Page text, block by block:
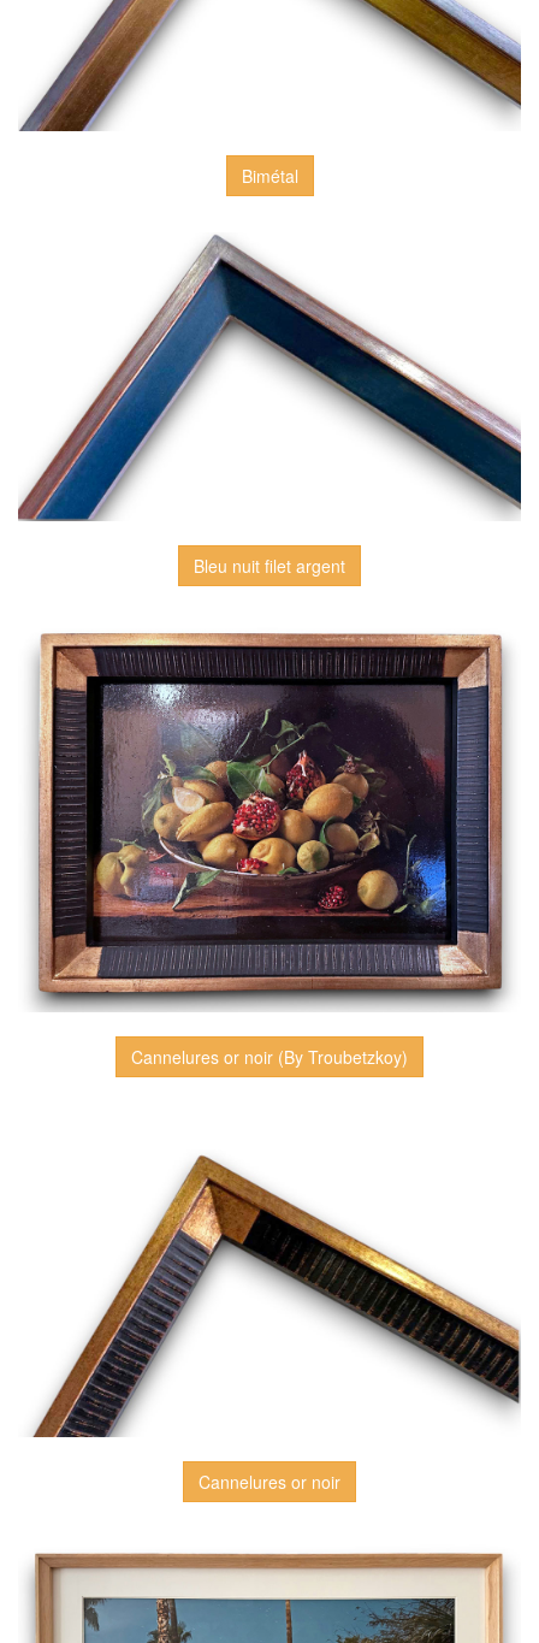
Bimétal
Bleu nuit filet argent
Cannelures or noir (By Troubetzkoy)
Cannelures or noir